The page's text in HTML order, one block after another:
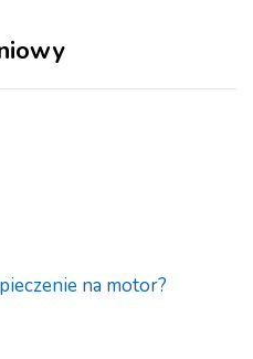
na motor?